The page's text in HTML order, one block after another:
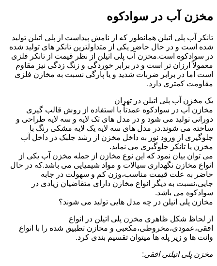
مخزن آب در سوادکوه
تانکر آب پلی اتیلن همانطور که از نامش پیداست از پلی اتیلن تولید
شده است و در حال حاضر یکی از متداولترین تانکر های تولید شده
در سوادکوه است.مخزن آب پلی اتیلن از نظر قیمت از تانکر فلزی
معمولاً ارزان تر است و در برابر خوردگی و زنگ زدگی نیز مقاوم
است اما در برابر ضربات شدید و یا پارگی نسبت به مخازن فلزی
مقاومت کمتری دارد.
یک مخزن آب پلی اتیلن در تهران
مخازن آب در سوادکوه عمدتاً با استفاده از روش قالب گیری
دورانی تولید می شود و در مدل های تک لایه و سه لایه طراحی و
ساخته می شوند.در مدل های سه لایه یک لایه مشکی رنگ با
جلوگیری از ورود نور به داخل مخزن از رشد جلبک در داخل آب
مخزن یا تانکر جلوگیری می نماید.
می توان بیان نمود که این نوع مخازن از جمله مخزن آب یکی از
انواع مخازن نگهداری سیالات و مواد شیمیایی می باشد.که در حال
حاضر به علت قیمت مناسب،وزن کم و سهولت در جابه
جایی،نسبت به دیگر انواع مخازن دارای متقاضیان زیادی در
سوادکوه می باشد.
مخازن پلی اتیلن در چه مدل هایی تولید می شوند؟
از لحاظ شکل ظاهری مخزن پلی اتیلن در انواع
افقی،عمودی،مخروطی،مکعبی و مخازن تطبیق شده را با انواع
وانت ها و زیر پله ها میتوان تقسیم بندی کرد.
مخزن پلی اتیلنی افقی: